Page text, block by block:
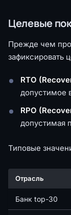
Целевые
Прежде чем
зафиксировать
RTO
допустимое
RPO
допустимая
Типовые
Отрасль
Банк top-30